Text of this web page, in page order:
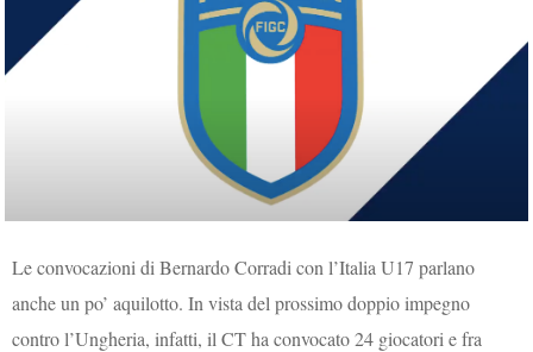
Le convocazioni di Bernardo Corradi con l’Italia U17 parlano
anche un po’ aquilotto. In vista del prossimo doppio impegno
contro l’Ungheria, infatti, il CT ha convocato 24 giocatori e fra